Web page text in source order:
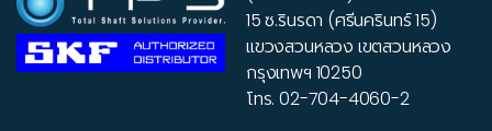
15 ซ.รินรดา (ศรีนครินทร์ 15)
แขวงสวนหลวง เขตสวนหลวง
กรุงเทพฯ 10250
โทร.02-704-4060-2